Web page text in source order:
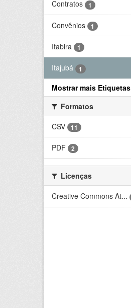
Contratos 1
Convênios 1
Itabira 1
Itajubá 1
Mostrar mais Etiquetas
Formatos
CSV
11
PDF 2
Licenças
Creative Commons At...